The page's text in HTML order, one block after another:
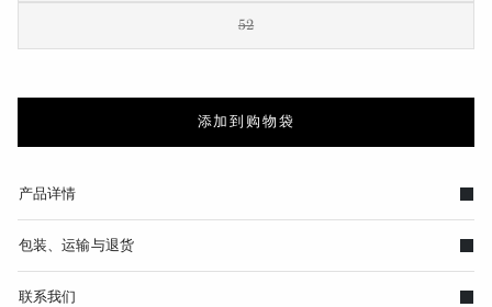
52
添加到购物袋
产品详情
包装、运输与退货
联系我们